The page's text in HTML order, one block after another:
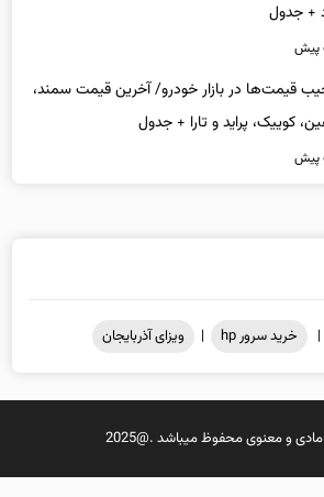
+ جدول
قیمت‌ها در بازار خودرو/ آخرین قیمت سمند،
کوییک، پراید و تارا + جدول
| خرید سرور hp | ویزای آذربایجان
و معنوی محفوظ میباشد .@2025